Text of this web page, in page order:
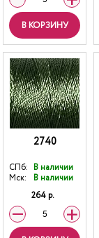
В КОРЗИНУ
2740
СПб: В наличии
Мск:
В наличии
264 р.